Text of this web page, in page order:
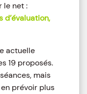
le net :
d’évaluation,
actuelle
19 proposés.
mais
prévoir plus